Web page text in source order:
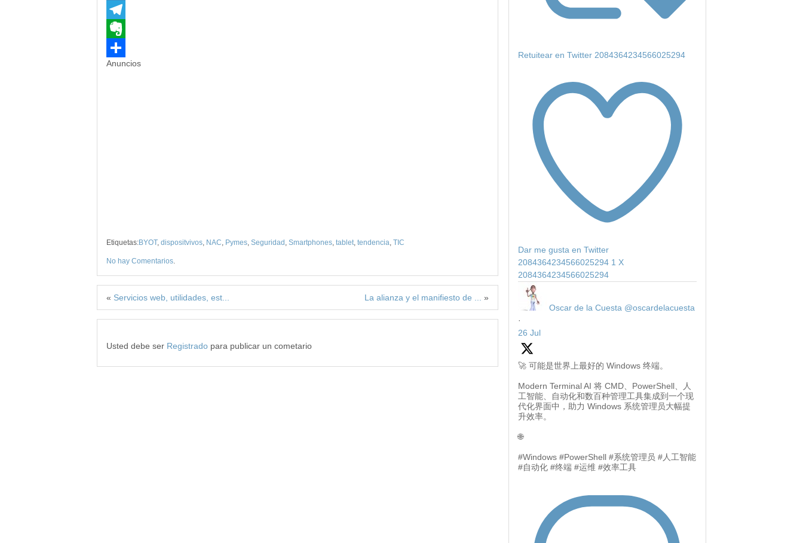
Flipboard
Telegram
Evernote
Compartir
Anuncios
Etiquetas:BYOT, dispositvivos, NAC, Pymes, Seguridad , Smartphones, tablet, tendencia, TIC
No hay Comentarios.
« Servicios web, utilidades, est... La alianza y el manifiesto de ... »
Usted debe ser Registrado para publicar un cometario
Retuitear en Twitter 2084364234566025294
Dar me gusta en Twitter
2084364234566025294 1 X
2084364234566025294
Oscar de la Cuesta @oscardelacuesta
·
26 Jul
🚀 可能是世界上最好的 Windows 终端。
Modern Terminal AI 将 CMD、PowerShell、人
工智能、自动化和数百种管理工具集成到一个现
代化界面中，助力 Windows 系统管理员大幅提
升效率。
🌐
#Windows #PowerShell #系统管理员 #人工智能
#自动化 #终端 #运维 #效率工具